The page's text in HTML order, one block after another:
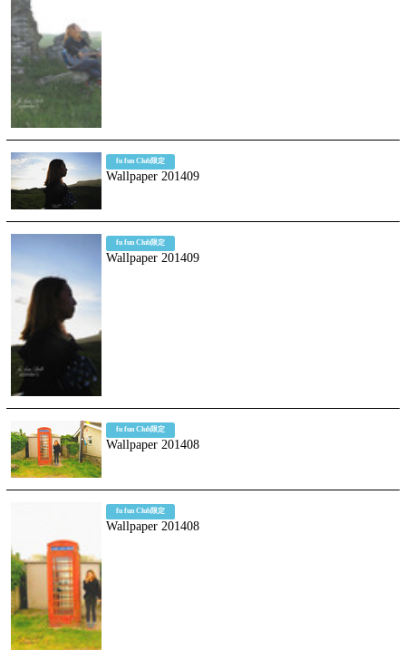
fu fun Club限定
Wallpaper 201409
fu fun Club限定
Wallpaper 201409
fu fun Club限定
Wallpaper 201408
fu fun Club限定
Wallpaper 201408